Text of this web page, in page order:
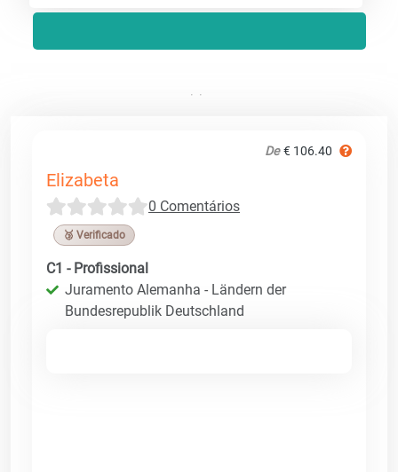
De € 106.40
Elizabeta
0 Comentários
🥉 Verificado
C1 - Profissional
Juramento Alemanha - Ländern der
Bundesrepublik Deutschland